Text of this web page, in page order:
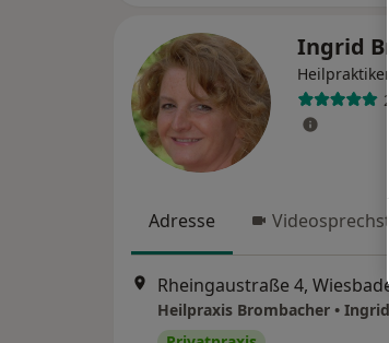
Ingrid
Adresse
Rheingaustraße 4,